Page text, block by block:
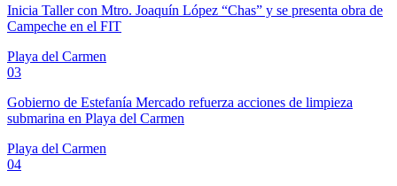
Inicia Taller con Mtro. Joaquín López “Chas” y se presenta obra de
Campeche en el FIT
Playa del Carmen
03
Gobierno de Estefanía Mercado refuerza acciones de limpieza
submarina en Playa del Carmen
Playa del Carmen
04